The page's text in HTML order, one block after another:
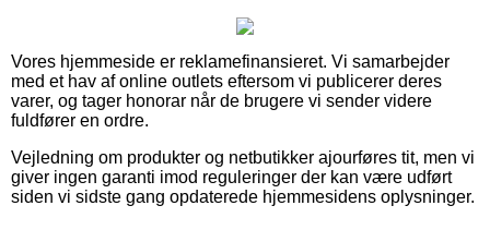
Vores hjemmeside er reklamefinansieret. Vi samarbejder
med et hav af online outlets eftersom vi publicerer deres
varer, og tager honorar når de brugere vi sender videre
fuldfører en ordre.
Vejledning om produkter og netbutikker ajourføres tit, men vi
giver ingen garanti imod reguleringer der kan være udført
siden vi sidste gang opdaterede hjemmesidens oplysninger.